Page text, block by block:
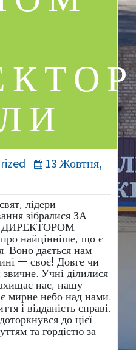
13 Жовтня,
лідери
зібралися ЗА
найцінніше, що є
Воно дається нам
— своє! Довге чи
Учні ділилися
нас, нашу
мирне небо над нами.
і відданість справі.
до цієї
та гордістю за